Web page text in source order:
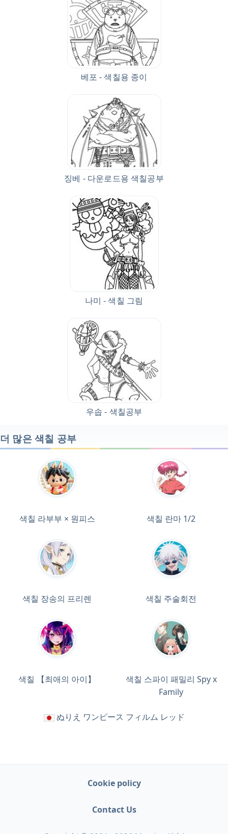
베포 - 색칠용 종이
징베 - 다운로드용 색칠공부
나미 - 색칠 그림
우솝 - 색칠공부
더 많은 색칠 공부
색칠 라부부 × 원피스 색칠 란마 1/2
색칠 장송의 프리렌 색칠 주술회전
색칠 【최애의 아이】
색칠 스파이 패밀리 Spy x
Family
ぬりえ ワンピース フィルム レッド
Cookie policy
Contact Us